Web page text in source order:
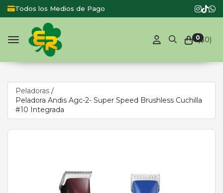
Todos los Medios de Pago
0($0)
Toggle navigation
Peladoras /
Peladora Andis Agc-2- Super Speed Brushless Cuchilla
#10 Integrada